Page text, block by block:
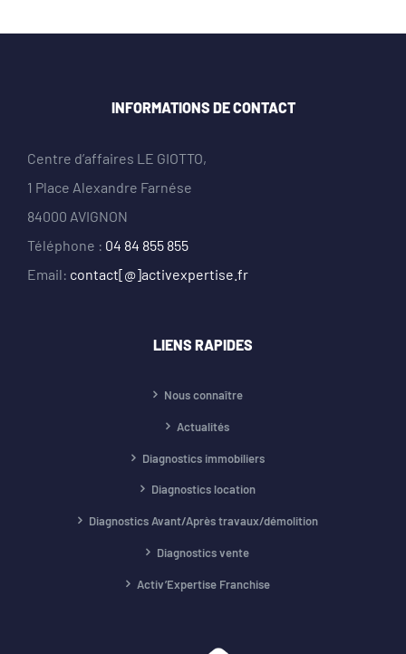
INFORMATIONS DE CONTACT
Centre d’affaires LE GIOTTO,
1 Place Alexandre Farnése
84000 AVIGNON
Téléphone : 04 84 855 855
Email: contact[@]activexpertise.fr
LIENS RAPIDES
Nous connaître
Actualités
Diagnostics immobiliers
Diagnostics location
Diagnostics Avant/Après travaux/démolition
Diagnostics vente
Activ’Expertise Franchise